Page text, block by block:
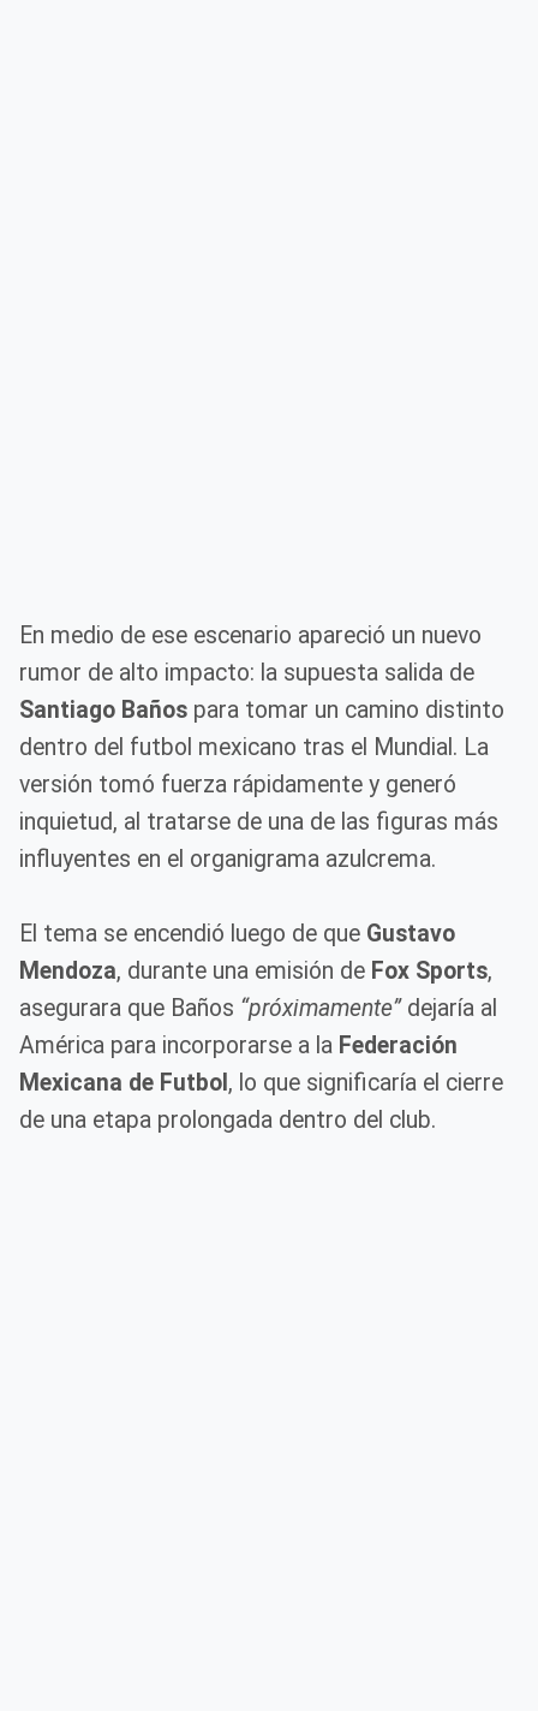
En medio de ese escenario apareció un nuevo
rumor de alto impacto: la supuesta salida de
Santiago Baños para tomar un camino distinto
dentro del futbol mexicano tras el Mundial. La
versión tomó fuerza rápidamente y generó
inquietud, al tratarse de una de las figuras más
influyentes en el organigrama azulcrema.
El tema se encendió luego de que Gustavo
Mendoza, durante una emisión de Fox Sports,
asegurara que Baños “próximamente”dejaría al
América para incorporarse a la Federación
Mexicana de Futbol , lo que significaría el cierre
de una etapa prolongada dentro del club.